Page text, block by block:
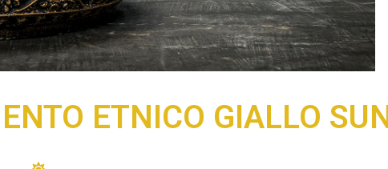
ETNICO GIALLO